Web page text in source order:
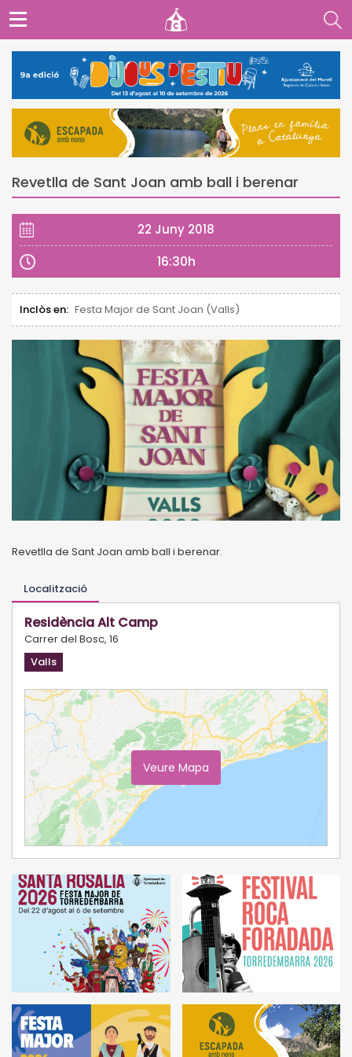
Revetlla de Sant Joan amb ball i berenar
22 Juny 2018
16:30h
Inclòs en: Festa Major de Sant Joan (Valls)
Revetlla de Sant Joan amb ball i berenar.
Localització
Residència Alt Camp
Carrer del Bosc, 16
Valls
Veure Mapa